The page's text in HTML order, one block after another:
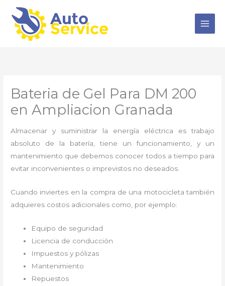
contenido
Bateria de Gel Para DM 200
en Ampliacion Granada
Almacenar y suministrar la energía eléctrica es trabajo
absoluto de la batería, tiene un funcionamiento, y un
mantenimiento que debemos conocer todos a tiempo para
evitar inconvenientes o imprevistos no deseados.
Cuando inviertes en la compra de una motocicleta también
adquieres costos adicionales como, por ejemplo:
Equipo de seguridad
Licencia de conducción
Impuestos y pólizas
Mantenimiento
Repuestos